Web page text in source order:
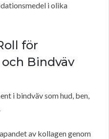
i olika
för
Bindväv
i bindväv som hud, ben,
av kollagen genom